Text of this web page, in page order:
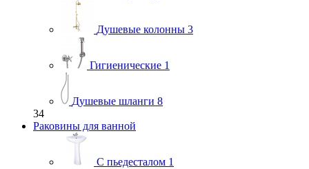
Душевые колонны 3
Гигиенические 1
Душевые шланги 8
34
Раковины для ванной
С пьедесталом 1